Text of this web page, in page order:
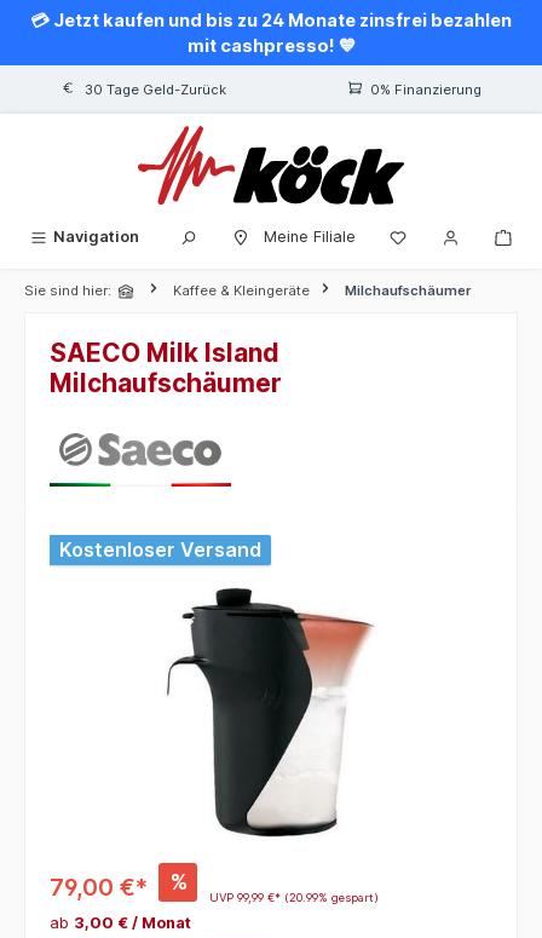
springen
💳 Jetzt kaufen und bis zu 24 Monate zinsfrei bezahlen
mit cashpresso! 💙
30 Tage Geld-Zurück 0% Finanzierung
Navigation Meine Filiale
Sie sind hier: Kaffee & Kleingeräte Milchaufschäumer
SAECO Milk Island
Milchaufschäumer
Bildergalerie überspringen
Kostenloser Versand
79,00 €* %
UVP 99,99 €* (20.99% gespart)
ab 3,00 € / Monat